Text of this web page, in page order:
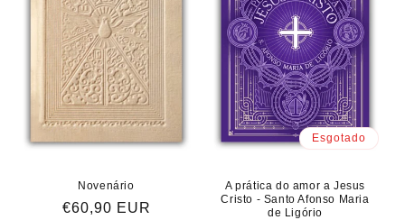
Novenário
Preço
€60,90 EUR
Esgotado
A prática do amor a Jesus
Cristo - Santo Afonso Maria
de Ligório